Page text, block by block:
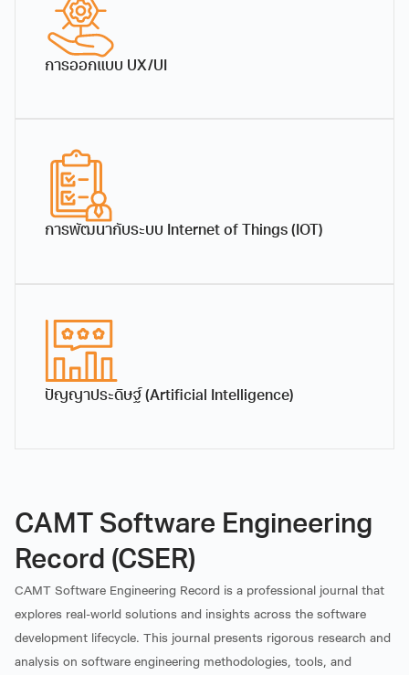
การออกแบบ UX/UI
การพัฒนากับระบบ Internet of Things (IOT)
ปัญญาประดิษฐ์ (Artificial Intelligence)
CAMT Software Engineering
Record (CSER)
CAMT Software Engineering Record is a professional journal that
explores real-world solutions and insights across the software
development lifecycle. This journal presents rigorous research and
analysis on software engineering methodologies, tools, and
สุรพันธ์
ผู้ช่วยศาสตราจารย์
อาจารย์ ดร.พิกุล เวชชานุ
เคราะห์
อาจารย์